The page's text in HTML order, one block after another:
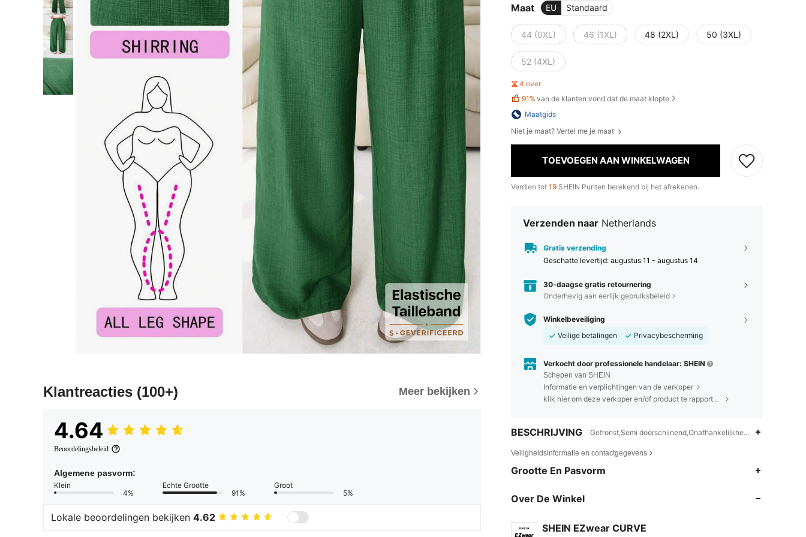
Klantreacties (100+) Meer bekijken
4.64
Beoordelingsbeleid
Algemene pasvorm:
Klein
4%
Echte Grootte
91%
Groot
5%
Lokale beoordelingen bekijken 4.62
Maat EU Standaard
44 (0XL) 46 (1XL) 48 (2XL) 50 (3XL)
52 (4XL)
4 over
91% van de klanten vond dat de maat klopte
Maatgids
Niet je maat? Vertel me je maat
TOEVOEGEN AAN WINKELWAGEN
Verdien tot 19 SHEIN Punten berekend bij het afrekenen.
Verzenden naar Netherlands
Gratis verzending
Geschatte levertijd: augustus 11 - augustus 14
30-daagse gratis retournering
Onderhevig aan eerlijk gebruiksbeleid
Winkelbeveiliging
Veilige betalingen
Privacybescherming
Verkocht door professionele handelaar: SHEIN
Schepen van SHEIN
Informatie en verplichtingen van de verkoper
klik hier om deze verkoper en/of product te rapporteren.
BESCHRIJVING Gefronst,Semi doorschijnend,Onafhankelijkheidsdag
Veiligheidsinformatie en contactgegevens
Grootte En Pasvorm
Over De Winkel
SHEIN EZwear CURVE
4.84
Beoordeling